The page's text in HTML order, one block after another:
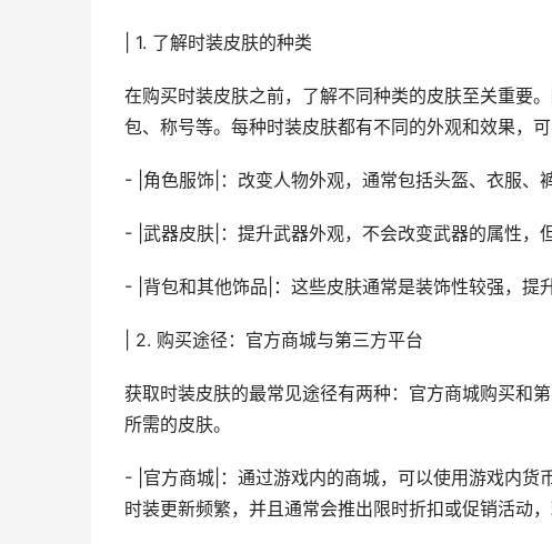
| 1. 了解时装皮肤的种类
在购买时装皮肤之前，了解不同种类的皮肤至关重要
包、称号等。每种时装皮肤都有不同的外观和效果，
- |角色服饰|：改变人物外观，通常包括头盔、衣服、
- |武器皮肤|：提升武器外观，不会改变武器的属性，
- |背包和其他饰品|：这些皮肤通常是装饰性较强，提
| 2. 购买途径：官方商城与第三方平台
获取时装皮肤的最常见途径有两种：官方商城购买和
所需的皮肤。
- |官方商城|：通过游戏内的商城，可以使用游戏内货
时装更新频繁，并且通常会推出限时折扣或促销活动